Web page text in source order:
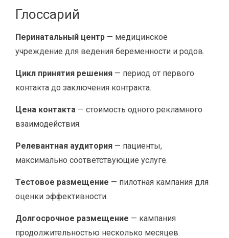
Глоссарий
Перинатальный центр — медицинское
учреждение для ведения беременности и родов.
Цикл принятия решения — период от первого
контакта до заключения контракта.
Цена контакта — стоимость одного рекламного
взаимодействия.
Релевантная аудитория — пациенты,
максимально соответствующие услуге.
Тестовое размещение — пилотная кампания для
оценки эффективности.
Долгосрочное размещение — кампания
продолжительностью несколько месяцев.